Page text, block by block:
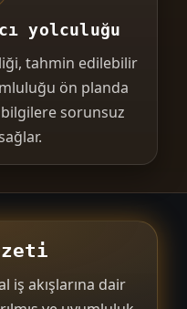
yolculuğu
tahmin edilebilir
ön planda
sorunsuz
iş akışlarına dair